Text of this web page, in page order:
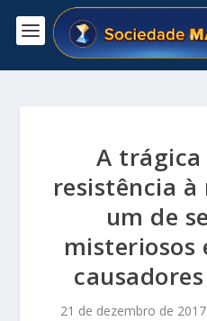
A
resistência à
um de
misteriosos
21 de dezembro de 2017